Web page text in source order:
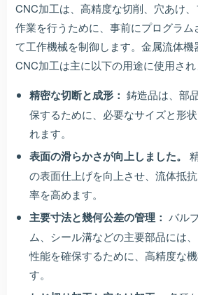
CNC加工は、高精度な切削、穴あけ
作業を行うために、事前にプログラム
て工作機械を制御します。金属流体機
CNC加工は主に以下の用途に使用され
精密な切断と成形： 鋳造品は、部
保するために、必要なサイズと形
れます。
表面の滑らかさが向上しました。
の表面仕上げを向上させ、流体抵
率を高めます。
主要寸法と幾何公差の管理： バル
ム、シール溝などの主要部品には
性能を確保するために、高精度な
す。